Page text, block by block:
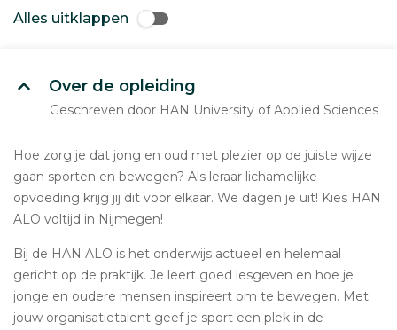
Alles uitklappen
Over de opleiding
Geschreven door HAN University of Applied Sciences
Hoe zorg je dat jong en oud met plezier op de juiste wijze
gaan sporten en bewegen? Als leraar lichamelijke
opvoeding krijg jij dit voor elkaar. We dagen je uit! Kies HAN
ALO voltijd in Nijmegen!
Bij de HAN ALO is het onderwijs actueel en helemaal
gericht op de praktijk. Je leert goed lesgeven en hoe je
jonge en oudere mensen inspireert om te bewegen. Met
jouw organisatietalent geef je sport een plek in de